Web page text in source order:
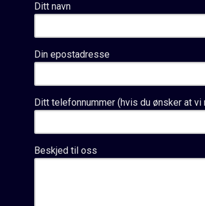
Ditt navn
Din epostadresse
Ditt telefonnummer (hvis du ønsker at vi
Beskjed til oss